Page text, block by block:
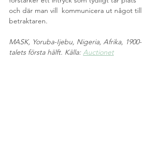
och där man vill  kommunicera ut något till
betraktaren.
MASK, Yoruba-Ijebu, Nigeria, Afrika, 1900-
talets första hälft. Källa: Auctionet